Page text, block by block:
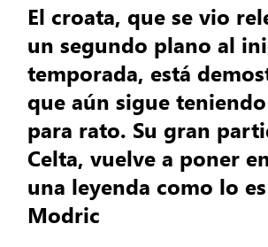
El croata, que se vio
un segundo plano al
temporada, está
que aún sigue
para rato. Su gran
Celta, vuelve a poner
una leyenda como lo
Modric